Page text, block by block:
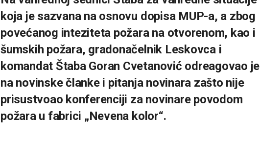
koja je sazvana na osnovu dopisa MUP-a, a zbog
povećanog inteziteta požara na otvorenom, kao i
šumskih požara, gradonačelnik Leskovca i
komandat Štaba Goran Cvetanović odreagovao je
na novinske članke i pitanja novinara zašto nije
prisustvoao konferenciji za novinare povodom
požara u fabrici „Nevena kolor“.